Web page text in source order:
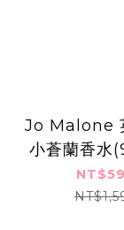
Jo Malone
小蒼蘭香水
際航空